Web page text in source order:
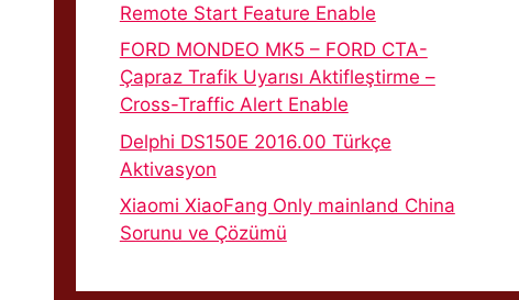
Remote Start Feature Enable
FORD MONDEO MK5 – FORD CTA-
Çapraz Trafik Uyarısı Aktifleştirme –
Cross-Traffic Alert Enable
Delphi DS150E 2016.00 Türkçe
Aktivasyon
Xiaomi XiaoFang Only mainland China
Sorunu ve Çözümü